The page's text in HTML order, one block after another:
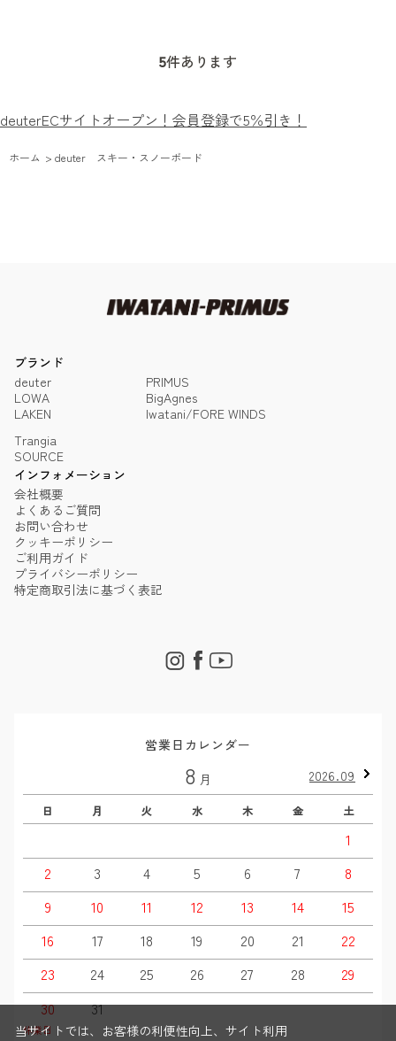
5件あります
deuterECサイトオープン！会員登録で5％引き！
ホーム > deuter スキー・スノーボード
ブランド
deuter
LOWA
LAKEN
PRIMUS
BigAgnes
Iwatani/FORE WINDS
Trangia
SOURCE
インフォメーション
会社概要
よくあるご質問
お問い合わせ
クッキーポリシー
ご利用ガイド
プライバシーポリシー
特定商取引法に基づく表記
営業日カレンダー
8 月 2026.09
日 月 火 水 木 金 土
1
2
3 4 5 6 7
8
9
10 11 12 13 14
15
16
17 18 19 20 21
22
23
24 25 26 27 28
29
30
31
休業日
当サイトでは、お客様の利便性向上、サイト利用